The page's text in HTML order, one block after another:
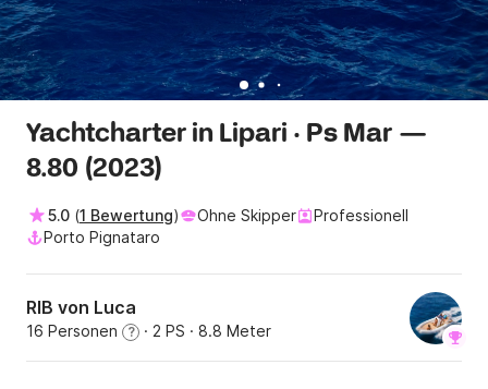
Yachtcharter in Lipari · Ps Mar —
8.80 (2023)
5.0 (1 Bewertung) Ohne Skipper
Professionell
Porto Pignataro
RIB von Luca
16 Personen ? · 2 PS · 8.8 Meter